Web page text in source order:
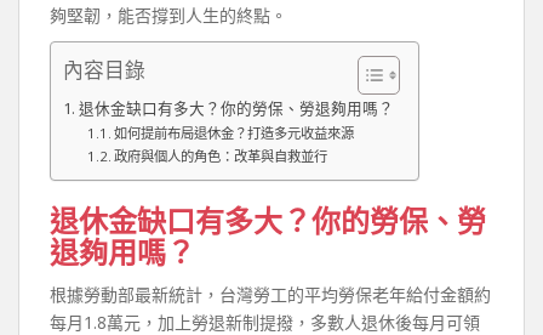
夠堅韌，能否撐到人生的終點。
內容目錄
退休金缺口有多大？你的勞保、勞退夠用嗎？
如何提前布局退休金？打造多元收益來源
政府與個人的角色：改革與自救並行
退休金缺口有多大？你的勞保、勞
退夠用嗎？
根據勞動部最新統計，台灣勞工的平均勞保老年給付金額約
每月1.8萬元，加上勞退新制提撥，多數人退休後每月可領